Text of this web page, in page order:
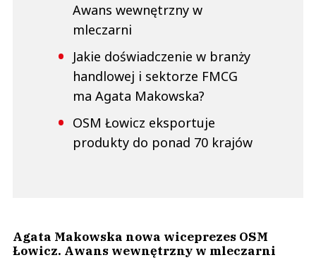
Awans wewnętrzny w
mleczarni
Jakie doświadczenie w branży
handlowej i sektorze FMCG
ma Agata Makowska?
OSM Łowicz eksportuje
produkty do ponad 70 krajów
Agata Makowska nowa wiceprezes OSM
Łowicz. Awans wewnętrzny w mleczarni